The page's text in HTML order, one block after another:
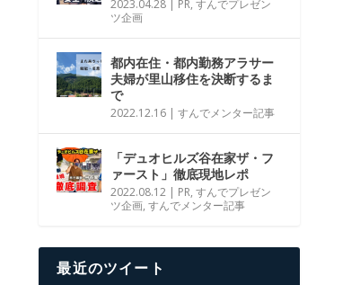
2023.04.28 | PR,すんでプレゼン
ツ企画
都内在住・都内勤務アラサー
夫婦が里山移住を決断するま
で
2022.12.16 |すんでメンター記事
「デュオヒルズ谷在家ザ・フ
ァースト」徹底現地レポ
2022.08.12 | PR,すんでプレゼン
ツ企画,すんでメンター記事
最近のツイート